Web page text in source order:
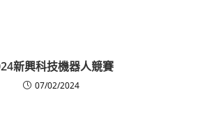
新興科技機器人競賽
07/02/2024